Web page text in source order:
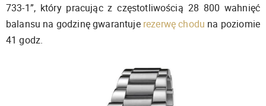
733-1”, który pracując z częstotliwością 28 800 wahnięć
balansu na godzinę gwarantuje rezerwę chodu na poziomie
41 godz.